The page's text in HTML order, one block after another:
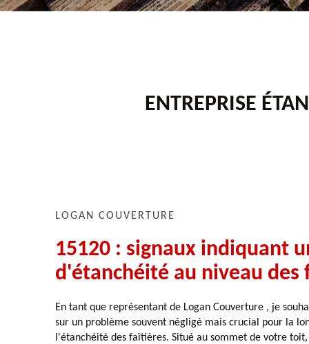
ENTREPRISE
LOGAN COUVERTURE
15120 : signaux indiquant
d'étanchéité au niveau des
En tant que représentant de Logan Couverture , je
sur un problème souvent négligé mais crucial pour la
l'étanchéité des faîtières. Situé au sommet de votre